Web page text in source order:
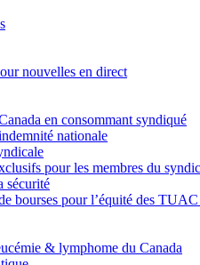
nouvelles en direct
en consommant syndiqué
nationale
pour les membres du
sécurité
bourses pour l’équité des TUAC
& lymphome du Canada